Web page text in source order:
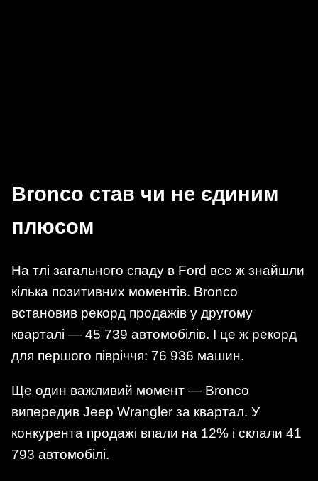
Bronco став чи не єдиним
плюсом
На тлі загального спаду в Ford все ж знайшли
кілька позитивних моментів. Bronco
встановив рекорд продажів у другому
кварталі — 45 739 автомобілів. І це ж рекорд
для першого півріччя: 76 936 машин.
Ще один важливий момент — Bronco
випередив Jeep Wrangler за квартал. У
конкурента продажі впали на 12% і склали 41
793 автомобілі.